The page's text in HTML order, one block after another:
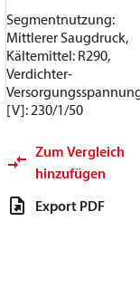
Segmentnutzung:
Mittlerer Saugdruck,
Kältemittel: R290,
Verdichter-
[V]: 230/1/50
Zum Vergleich
hinzufügen
Export PDF